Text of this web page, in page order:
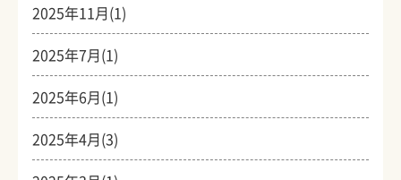
2025年11月(1)
2025年7月(1)
2025年6月(1)
2025年4月(3)